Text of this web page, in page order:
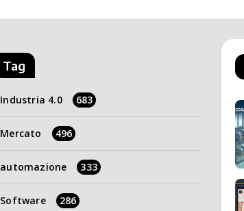
Tag
Industria 4.0 683
Mercato 496
automazione 333
Software 286